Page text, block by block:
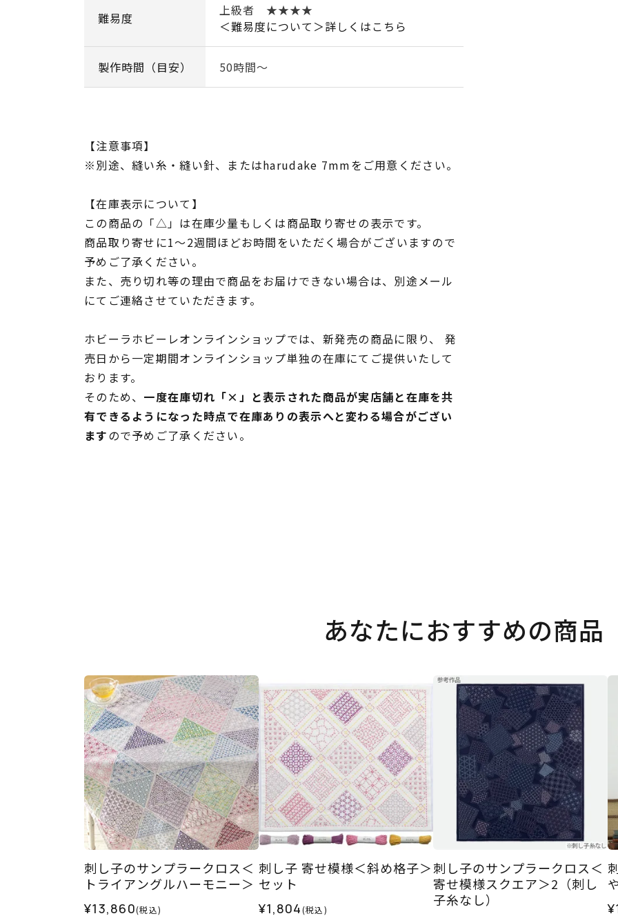
難易度
上級者 ★★★★
＜難易度について＞詳しくはこちら
製作時間（目安） 50時間～
【注意事項】
※別途、縫い糸・縫い針、またはharudake 7mmをご用意ください。
【在庫表示について】
この商品の「△」は在庫少量もしくは商品取り寄せの表示です。
商品取り寄せに1～2週間ほどお時間をいただく場合がございますので
予めご了承ください。
また、売り切れ等の理由で商品をお届けできない場合は、別途メール
にてご連絡させていただきます。
ホビーラホビーレオンラインショップでは、新発売の商品に限り、 発
売日から一定期間オンラインショップ単独の在庫にてご提供いたして
おります。
そのため、 一度在庫切れ「×」と表示された商品が実店舗と在庫を共
有できるようになった時点で在庫ありの表示へと変わる場合がござい
ますので予めご了承ください。
あなたにおすすめの商品
刺し子のサンプラークロス＜
トライアングルハーモニー＞
¥13,860(税込)
刺し子 寄せ模様＜斜め格子＞
セット
¥1,804(税込)
刺し子のサンプラークロス＜
寄せ模様スクエア＞2（刺し
子糸なし）